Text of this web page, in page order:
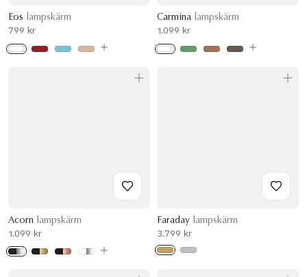
Eos lampskärm
799 kr
Carmina lampskärm
1.099 kr
Acorn
lampskärm
1.099 kr
Faraday
lampskärm
3.799 kr